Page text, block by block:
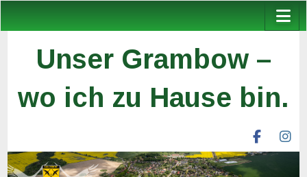
Unser Grambow –
wo ich zu Hause bin.
unser